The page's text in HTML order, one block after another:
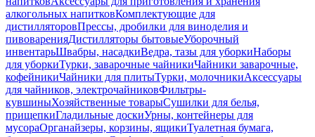
алкогольных напитковКомплектующие для
дистилляторовПрессы, дробилки для виноделия и
пивоваренияДистилляторы бытовыеУборочный
инвентарьШвабры, насадкиВедра, тазы для уборкиНаборы
для уборкиТурки, заварочные чайникиЧайники заварочные,
кофейникиЧайники для плитыТурки, молочникиАксессуары
для чайников, электрочайниковФильтры-
кувшиныХозяйственные товарыСушилки для белья,
прищепкиГладильные доскиУрны, контейнеры для
мусораОрганайзеры, корзины, ящикиТуалетная бумага,